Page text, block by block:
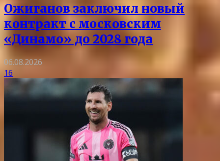
Ожиганов заключил новый
контракт с московским
«Динамо» до 2028 года
06.08.2026
16